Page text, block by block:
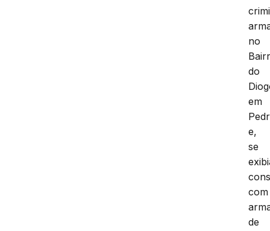
no
do
em
e,
se
com
de